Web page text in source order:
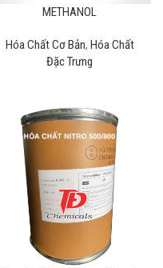
METHANOL
Hóa Chất Cơ Bản, Hóa Chất
Đặc Trưng